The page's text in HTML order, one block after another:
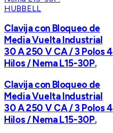
HUBBELL
Clavija con Bloqueo de
Media Vuelta Industrial
30 A 250 V CA / 3 Polos 4
Hilos / Nema L15-30P.
Clavija con Bloqueo de
Media Vuelta Industrial
30 A 250 V CA / 3 Polos 4
Hilos / Nema L15-30P.